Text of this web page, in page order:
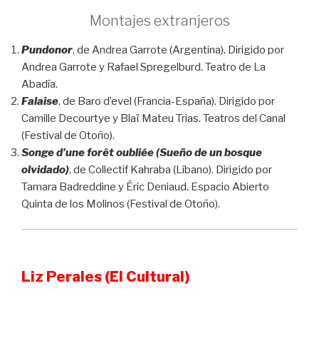
Montajes extranjeros
Pundonor, de Andrea Garrote (Argentina). Dirigido por
Andrea Garrote y Rafael Spregelburd. Teatro de La
Abadía.
Falaise, de Baro d’evel (Francia-España). Dirigido por
Camille Decourtye y Blaï Mateu Trias. Teatros del Canal
(Festival de Otoño).
Songe d’une forêt oubliée (Sueño de un bosque
olvidado), de Collectif Kahraba (Líbano). Dirigido por
Tamara Badreddine y Éric Deniaud. Espacio Abierto
Quinta de los Molinos (Festival de Otoño).
Liz Perales (El Cultural)